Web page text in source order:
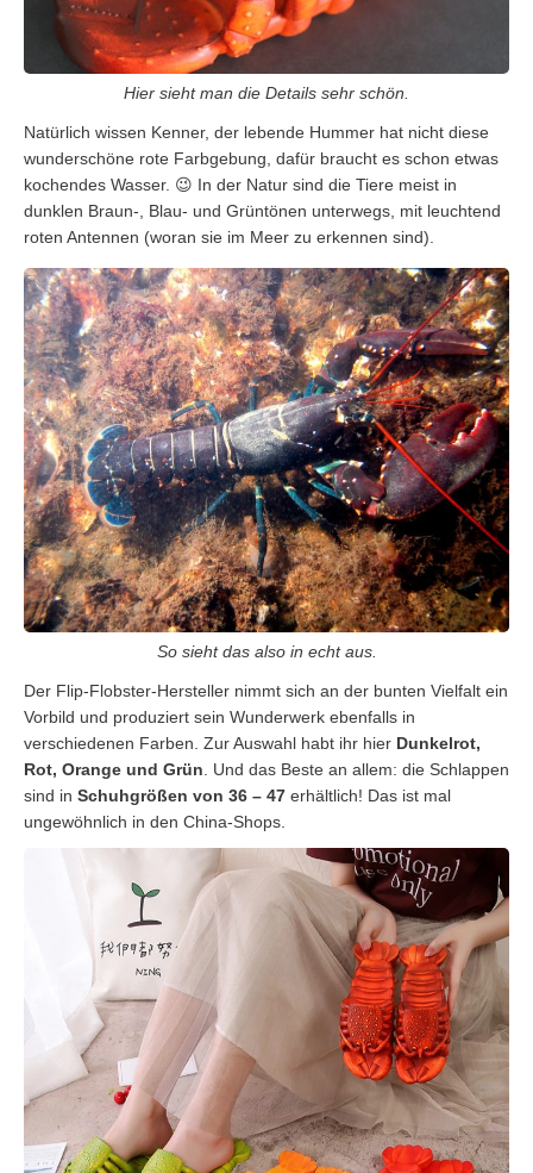
Hier sieht man die Details sehr schön.
Natürlich wissen Kenner, der lebende Hummer hat nicht diese
wunderschöne rote Farbgebung, dafür braucht es schon etwas
kochendes Wasser. 😉 In der Natur sind die Tiere meist in
dunklen Braun-, Blau- und Grüntönen unterwegs, mit leuchtend
roten Antennen (woran sie im Meer zu erkennen sind).
So sieht das also in echt aus.
Der Flip-Flobster-Hersteller nimmt sich an der bunten Vielfalt ein
Vorbild und produziert sein Wunderwerk ebenfalls in
verschiedenen Farben. Zur Auswahl habt ihr hier Dunkelrot,
Rot, Orange und Grün . Und das Beste an allem: die Schlappen
sind in Schuhgrößen von 36 – 47 erhältlich! Das ist mal
ungewöhnlich in den China-Shops.